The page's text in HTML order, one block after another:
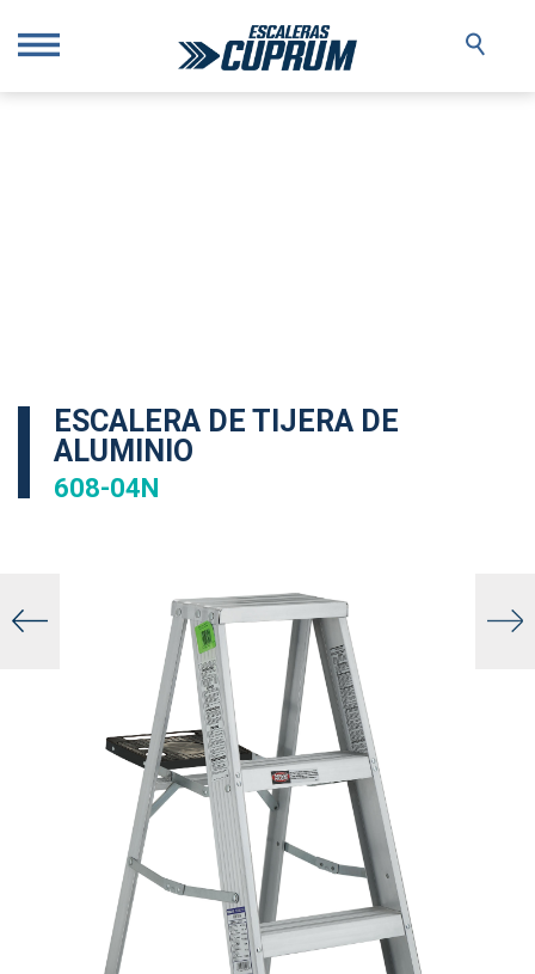
ESCALERA DE TIJERA DE
ALUMINIO
608-04N